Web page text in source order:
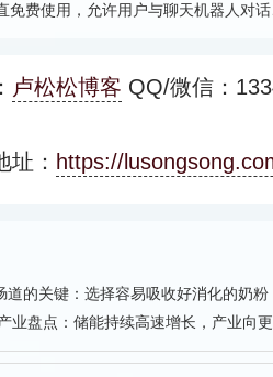
免费使用，允许用户与聊天机器人对
卢松松博客 QQ/微信：
址： https://
道的关键：选择容易吸收好消化的奶粉
业盘点：储能持续高速增长，产业向